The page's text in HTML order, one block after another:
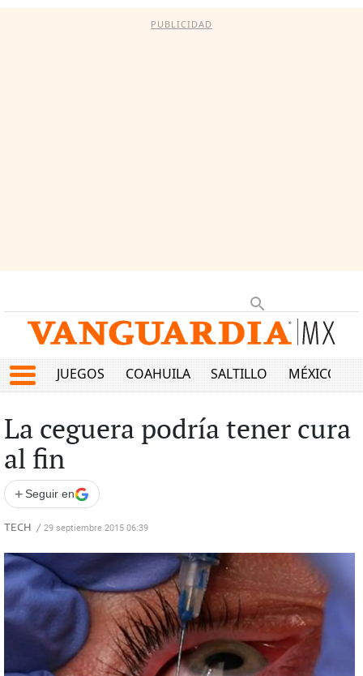
PUBLICIDAD
JUEGOS COAHUILA SALTILLO MÉXICO
La ceguera podría tener cura
al fin
+ Seguir en
TECH / 29 septiembre 2015 06:39